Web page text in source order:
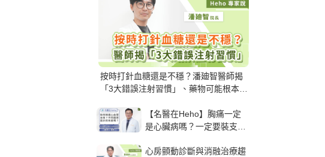
按時打針血糖還是不穩？潘廸智醫師揭
「3大錯誤注射習慣」、藥物可能根本沒
【名醫在Heho】胸痛一定
是心臟病嗎？一定要裝支
解析支架種類、風險與選擇
心房顫動診斷與消融治療趨